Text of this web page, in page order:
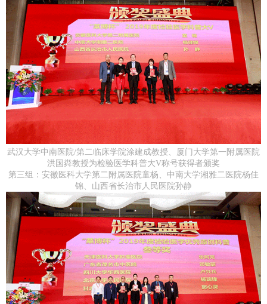
武汉大学中南医院/第二临床学院涂建成教授、厦门大学第一附属医院
洪国粦教授为检验医学科普大V称号获得者颁奖
第三组：安徽医科大学第二附属医院童杨、中南大学湘雅二医院杨佳
锦、山西省长治市人民医院孙静